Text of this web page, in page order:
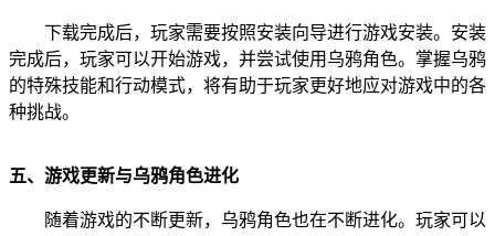
下载完成后，玩家需要按照安装向导进行游戏安装。安装
完成后，玩家可以开始游戏，并尝试使用乌鸦角色。掌握乌鸦
的特殊技能和行动模式，将有助于玩家更好地应对游戏中的各
种挑战。
五、游戏更新与乌鸦角色进化
随着游戏的不断更新，乌鸦角色也在不断进化。玩家可以